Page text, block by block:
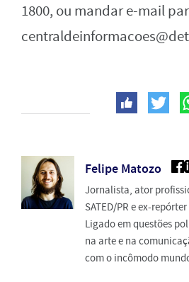
1800, ou mandar e-mail
Felipe Matozo
Jornalista, ator
SATED/PR e ex-
Ligado em questões
na arte e na
com o incômodo